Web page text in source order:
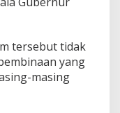
tersebut tidak
yang
masing